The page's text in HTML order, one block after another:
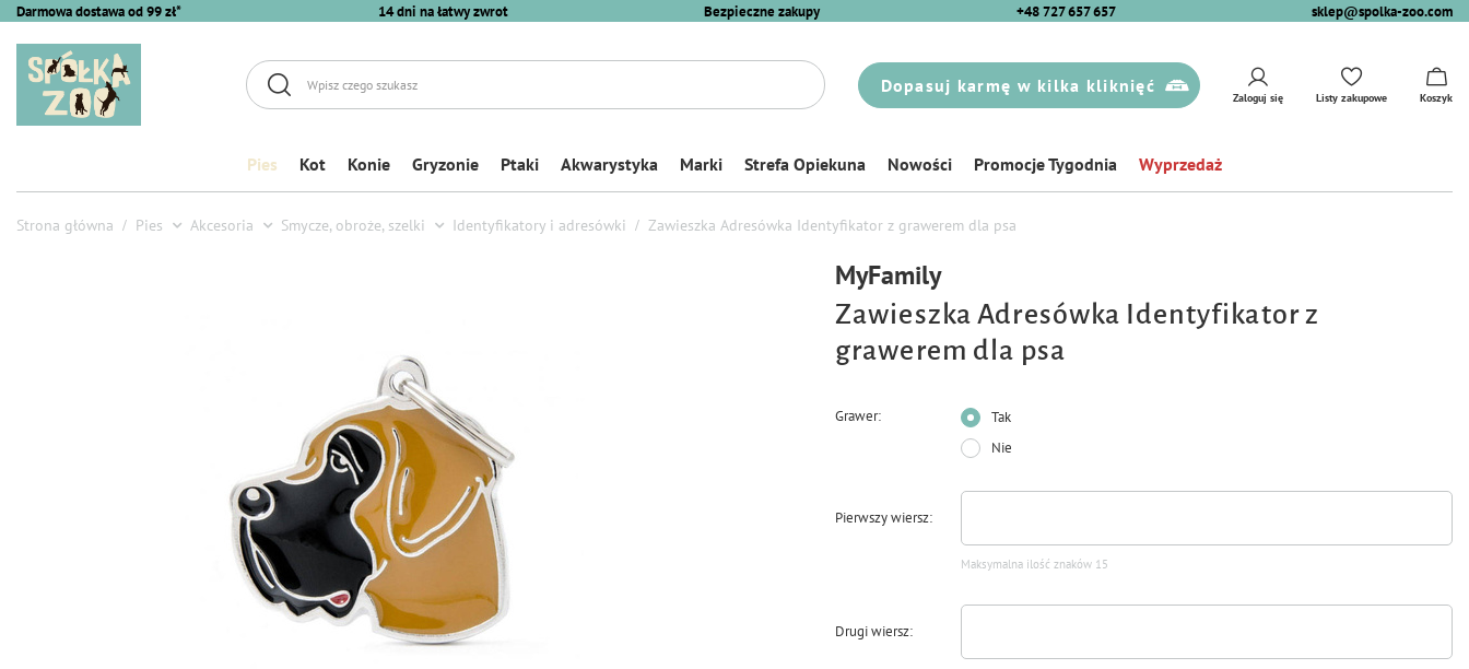
Darmowa dostawa od 99 zł* 14 dni na łatwy zwrot Bezpieczne zakupy +48 727 657 657 sklep@spolka-zoo.com
Dopasuj karmę w kilka kliknięć
Zaloguj się Listy zakupowe Koszyk
Pies Kot Konie Gryzonie Ptaki Akwarystyka Marki Strefa Opiekuna Nowości Promocje Tygodnia Wyprzedaż
Strona główna Pies Akcesoria Smycze, obroże, szelki Identyfikatory i adresówki Zawieszka Adresówka Identyfikator z grawerem dla psa
MyFamily
Zawieszka Adresówka Identyfikator z
grawerem dla psa
Grawer
Tak
Nie
Pierwszy wiersz
Maksymalna ilość znaków 15
Drugi wiersz